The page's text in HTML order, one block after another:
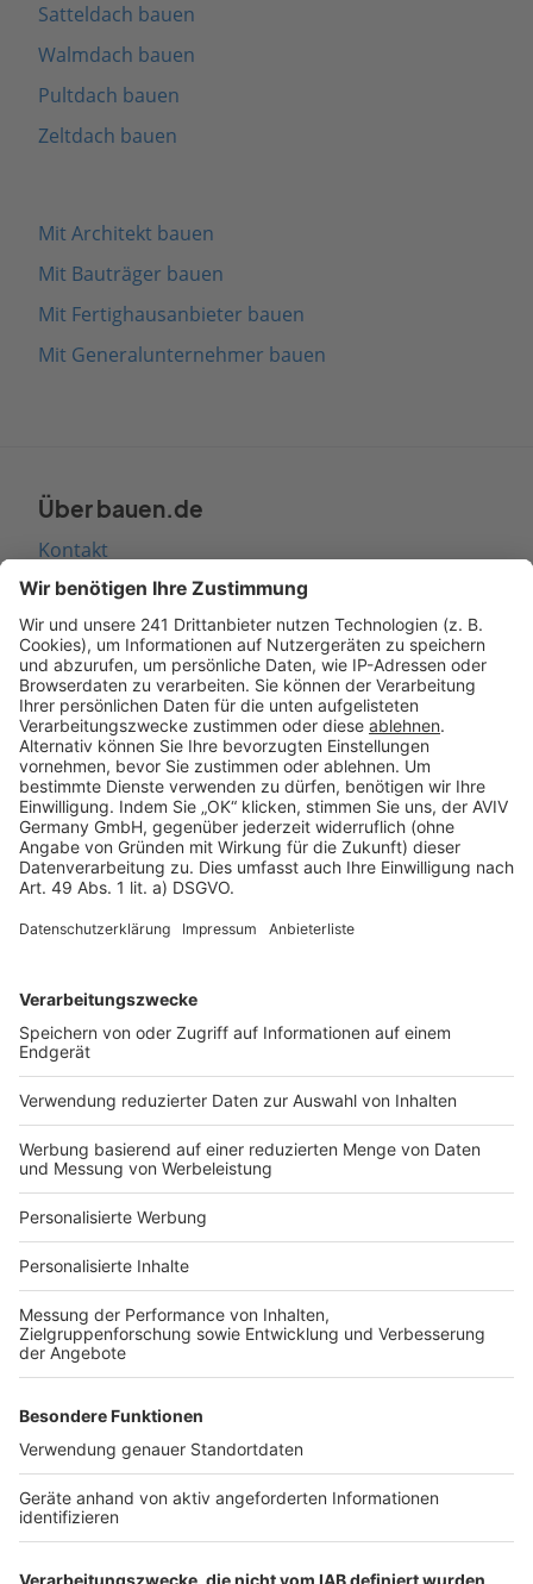
Satteldach bauen
Walmdach bauen
Pultdach bauen
Zeltdach bauen
Mit Architekt bauen
Mit Bauträger bauen
Mit Fertighausanbieter bauen
Mit Generalunternehmer bauen
Über bauen.de
Kontakt
Seitenaufbau
Barrierefreiheit
Cookie Einstellungen
Rechtliches
AGB-Übersicht
Datenschutz
Impressum
Services
Bauprojekt-Quiz
Häuser-Suche
Hausanbieter-Suche
Bauprojekt-Profil
Für Unternehmen
Ihre Baufirma auf bauen.de
Kostenloses Infogespräch